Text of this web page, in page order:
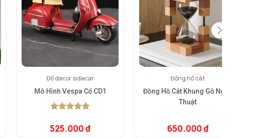
Đồ decor sidecar
Mô Hình Vespa Cổ CD1
dựa trên
đánh giá
525.000₫
Đồng hồ cát
Đồng Hồ Cát Khung Gỗ Nghệ
Thuật
650.000₫